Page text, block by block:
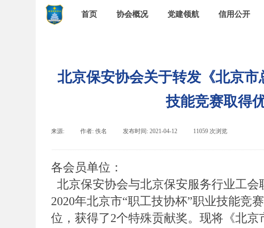
首页 协会概况 党建领航 信用公开
北京保安协会关于转发《北京
技能竞赛取得
来源: 作者: 佚名 发布时间: 2021-04-12 11059 次浏览
各会员单位：
北京保安协会与北京保安服务行业工
2020年北京市“职工技协杯”职业技能竞
位，获得了2个特殊贡献奖。现将《北